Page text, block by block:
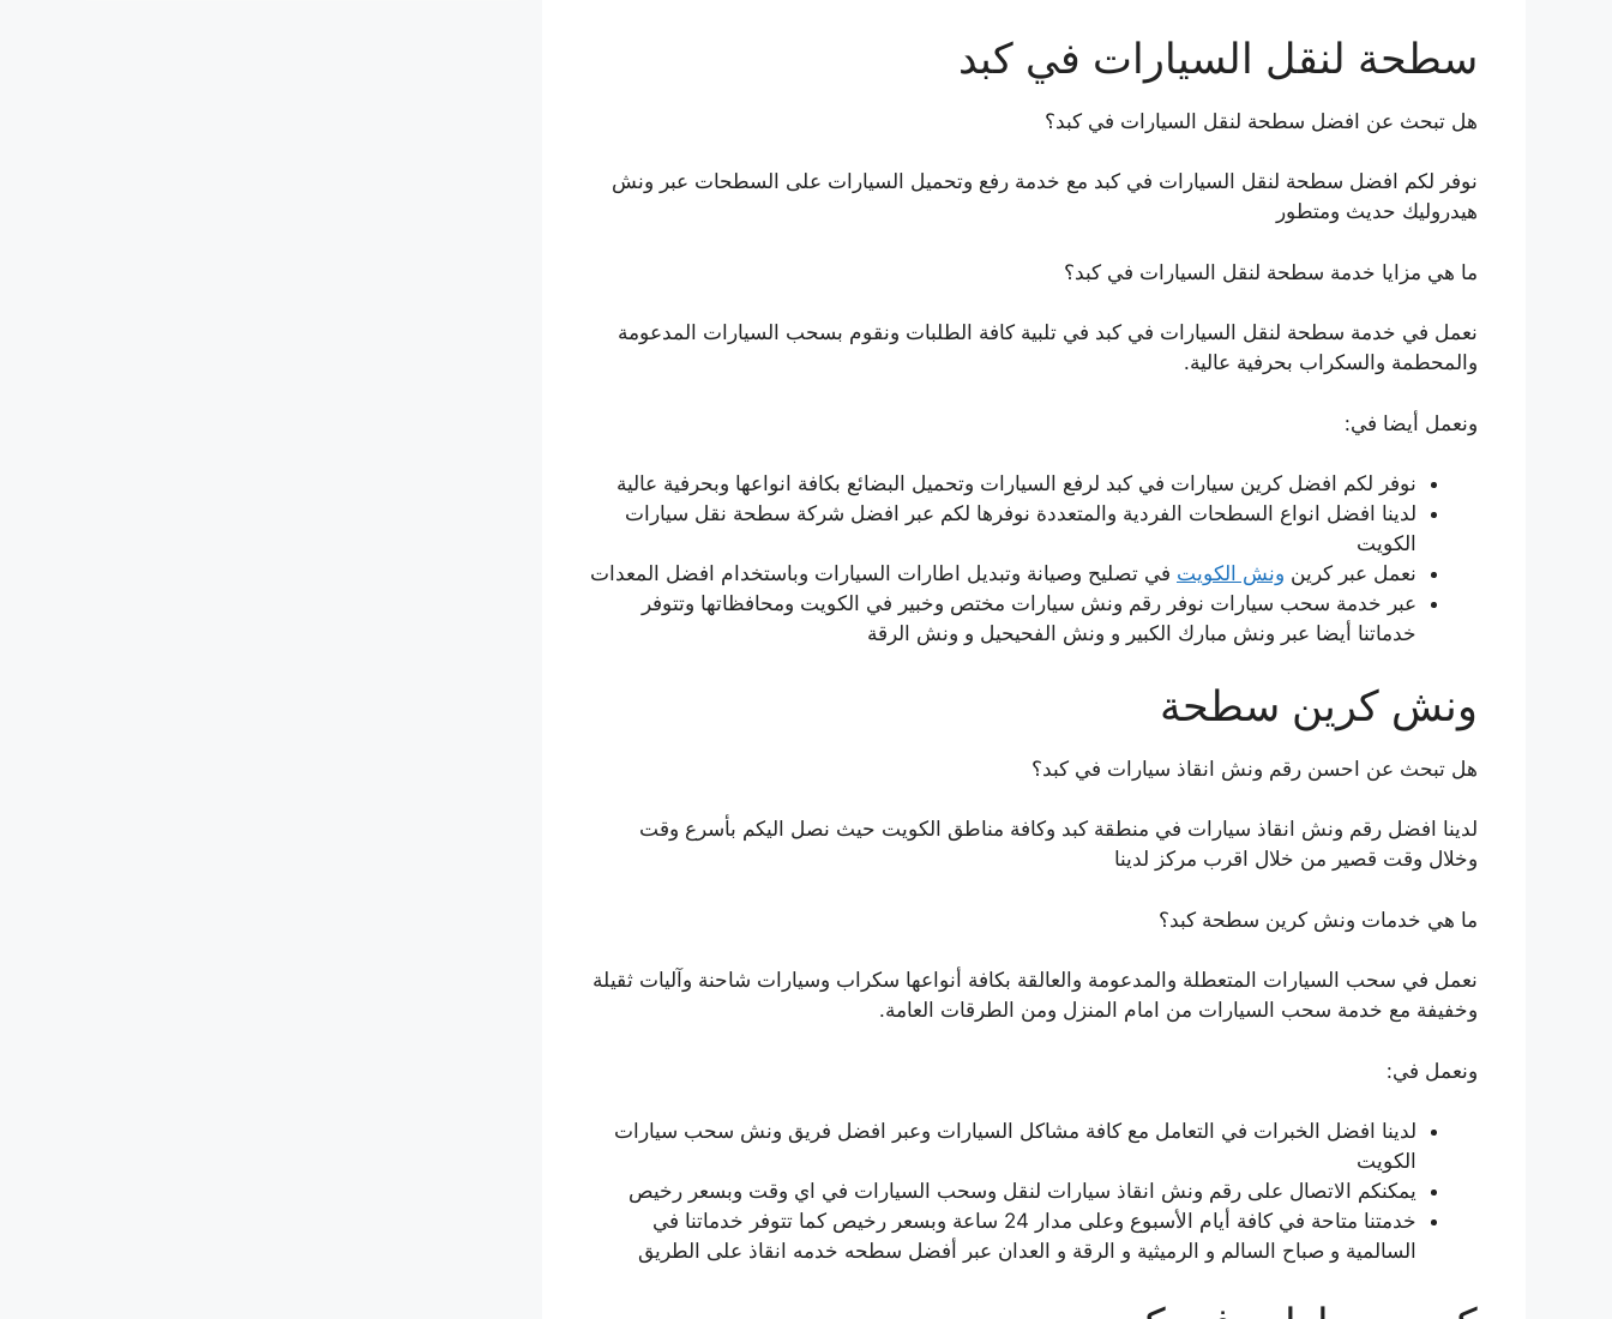
سطحة لنقل السيارات في كبد
هل تبحث عن افضل سطحة لنقل السيارات في كبد؟
نوفر لكم افضل سطحة لنقل السيارات في كبد مع خدمة رفع وتحميل السيارات على السطحات عبر ونش
هيدروليك حديث ومتطور
ما هي مزايا خدمة سطحة لنقل السيارات في كبد؟
نعمل في خدمة سطحة لنقل السيارات في كبد في تلبية كافة الطلبات ونقوم بسحب السيارات المدعومة
والمحطمة والسكراب بحرفية عالية.
ونعمل أيضا في:
نوفر لكم افضل كرين سيارات في كبد لرفع السيارات وتحميل البضائع بكافة انواعها وبحرفية عالية
لدينا افضل انواع السطحات الفردية والمتعددة نوفرها لكم عبر افضل شركة سطحة نقل سيارات
الكويت
نعمل عبر كرين ونش الكويت في تصليح وصيانة وتبديل اطارات السيارات وباستخدام افضل المعدات
عبر خدمة سحب سيارات نوفر رقم ونش سيارات مختص وخبير في الكويت ومحافظاتها وتتوفر
خدماتنا أيضا عبر ونش مبارك الكبير و ونش الفحيحيل و ونش الرقة
ونش كرين سطحة
هل تبحث عن احسن رقم ونش انقاذ سيارات في كبد؟
لدينا افضل رقم ونش انقاذ سيارات في منطقة كبد وكافة مناطق الكويت حيث نصل اليكم بأسرع وقت
وخلال وقت قصير من خلال اقرب مركز لدينا
ما هي خدمات ونش كرين سطحة كبد؟
نعمل في سحب السيارات المتعطلة والمدعومة والعالقة بكافة أنواعها سكراب وسيارات شاحنة وآليات ثقيلة
وخفيفة مع خدمة سحب السيارات من امام المنزل ومن الطرقات العامة.
ونعمل في:
لدينا افضل الخبرات في التعامل مع كافة مشاكل السيارات وعبر افضل فريق ونش سحب سيارات
الكويت
يمكنكم الاتصال على رقم ونش انقاذ سيارات لنقل وسحب السيارات في اي وقت وبسعر رخيص
خدمتنا متاحة في كافة أيام الأسبوع وعلى مدار 24 ساعة وبسعر رخيص كما تتوفر خدماتنا في
السالمية و صباح السالم و الرميثية و الرقة و العدان عبر أفضل سطحه خدمه انقاذ على الطريق